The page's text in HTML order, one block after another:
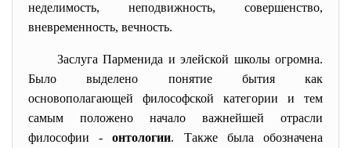
неделимость, неподвижность, совершенство,
вневременность, вечность.
Заслуга Парменида и элейской школы огромна.
Было выделено понятие бытия как
основополагающей философской категории и тем
самым положено начало важнейшей отрасли
философии -онтологии. Также была обозначена